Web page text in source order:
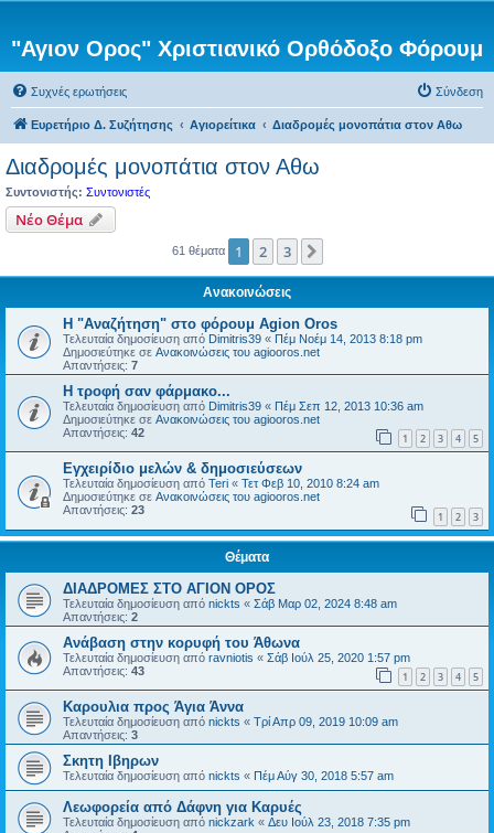
"Αγιον Ορος" Χριστιανικό Ορθόδοξο Φόρουμ
Συχνές ερωτήσεις Σύνδεση
Ευρετήριο Δ. Συζήτησης Αγιορείτικα Διαδρομές μονοπάτια στον Αθω
Διαδρομές μονοπάτια στον Αθω
Συντονιστής: Συντονιστές
Νέο Θέμα
61 θέματα 1 2 3
Ανακοινώσεις
Η "Αναζήτηση" στο φόρουμ Agion Oros
Τελευταία δημοσίευση από Dimitris39 « Πέμ Νοέμ 14, 2013 8:18 pm
Δημοσιεύτηκε σε Ανακοινώσεις του agiooros.net
Απαντήσεις: 7
H τροφή σαν φάρμακο...
Τελευταία δημοσίευση από Dimitris39 « Πέμ Σεπ 12, 2013 10:36 am
Δημοσιεύτηκε σε Ανακοινώσεις του agiooros.net
Απαντήσεις: 42 1 2 3 4 5
Εγχειρίδιο μελών & δημοσιεύσεων
Τελευταία δημοσίευση από Teri « Τετ Φεβ 10, 2010 8:24 am
Δημοσιεύτηκε σε Ανακοινώσεις του agiooros.net
Απαντήσεις: 23 1 2 3
Θέματα
ΔΙΑΔΡΟΜΕΣ ΣΤΟ ΑΓΙΟΝ ΟΡΟΣ
Τελευταία δημοσίευση από nickts « Σάβ Μαρ 02, 2024 8:48 am
Απαντήσεις: 2
Ανάβαση στην κορυφή του Άθωνα
Τελευταία δημοσίευση από ravniotis « Σάβ Ιούλ 25, 2020 1:57 pm
Απαντήσεις: 43 1 2 3 4 5
Καρουλια προς Άγια Άννα
Τελευταία δημοσίευση από nickts « Τρί Απρ 09, 2019 10:09 am
Απαντήσεις: 3
Σκητη Ιβηρων
Τελευταία δημοσίευση από nickts « Πέμ Αύγ 30, 2018 5:57 am
Λεωφορεία από Δάφνη για Καρυές
Τελευταία δημοσίευση από nickzark « Δευ Ιούλ 23, 2018 7:35 pm